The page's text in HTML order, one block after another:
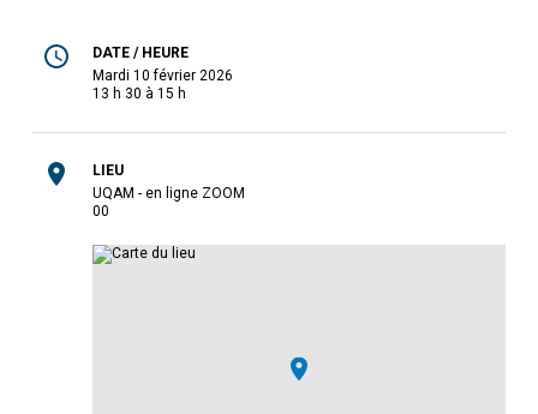
DATE / HEURE
mardi 10 février 2026
13 h 30 à 15 h
LIEU
UQAM - en ligne ZOOM
00